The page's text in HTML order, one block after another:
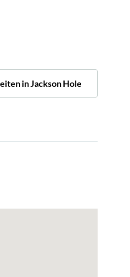
in Jackson Hole